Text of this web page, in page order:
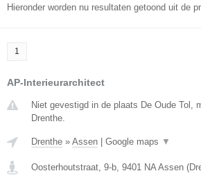
Hieronder worden nu resultaten getoond uit de
1
AP-Interieurarchitect
Niet gevestigd in de plaats De Oude Tol,
Drenthe.
Drenthe » Assen Google maps ▼
Oosterhoutstraat, 9-b, 9401 NA Assen (